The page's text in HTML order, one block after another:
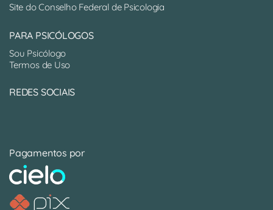
Site do Conselho Federal de Psicologia
PARA PSICÓLOGOS
Sou Psicólogo
Termos de Uso
REDES SOCIAIS
Pagamentos por